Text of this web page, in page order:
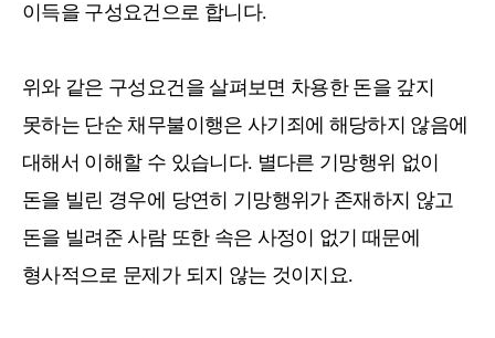
이득을 구성요건으로 합니다.
위와 같은 구성요건을 살펴보면 차용한 돈을 갚지
못하는 단순 채무불이행은 사기죄에 해당하지 않음에
대해서 이해할 수 있습니다. 별다른 기망행위 없이
돈을 빌린 경우에 당연히 기망행위가 존재하지 않고
돈을 빌려준 사람 또한 속은 사정이 없기 때문에
형사적으로 문제가 되지 않는 것이지요.